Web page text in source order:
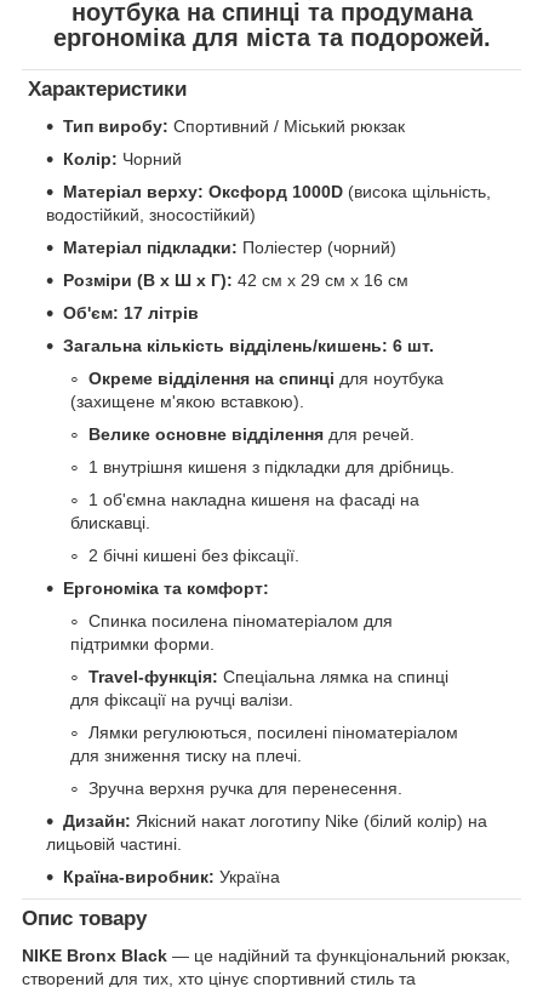
ноутбука на спинці та продумана
ергономіка для міста та подорожей.
Характеристики
Тип виробу: Спортивний / Міський рюкзак
Колір: Чорний
Матеріал верху: Оксфорд 1000D (висока щільність,
водостійкий, зносостійкий)
Матеріал підкладки: Поліестер (чорний)
Розміри (В х Ш х Г): 42 см х 29 см х 16 см
Об'єм: 17 літрів
Загальна кількість відділень/кишень: 6 шт.
Окреме відділення на спинці для ноутбука
(захищене м'якою вставкою).
Велике основне відділення для речей.
1 внутрішня кишеня з підкладки для дрібниць.
1 об'ємна накладна кишеня на фасаді на
блискавці.
2 бічні кишені без фіксації.
Ергономіка та комфорт:
Спинка посилена піноматеріалом для
підтримки форми.
Travel-функція: Спеціальна лямка на спинці
для фіксації на ручці валізи.
Лямки регулюються, посилені піноматеріалом
для зниження тиску на плечі.
Зручна верхня ручка для перенесення.
Дизайн: Якісний накат логотипу Nike (білий колір) на
лицьовій частині.
Країна-виробник: Україна
Опис товару
NIKE Bronx Black — це надійний та функціональний рюкзак,
створений для тих, хто цінує спортивний стиль та